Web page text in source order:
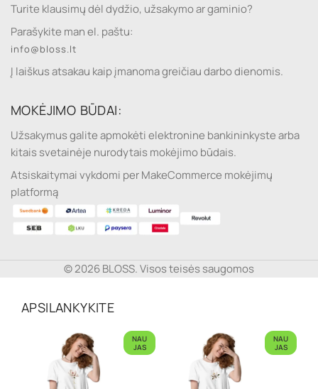
Turite klausimų dėl dydžio, užsakymo ar gaminio?
Parašykite man el. paštu:
info@bloss.lt
Į laiškus atsakau kaip įmanoma greičiau darbo dienomis.
MOKĖJIMO BŪDAI:
Užsakymus galite apmokėti elektronine bankininkyste arba
kitais svetainėje nurodytais mokėjimo būdais.
Atsiskaitymai vykdomi per MakeCommerce mokėjimų
platformą
© 2026 BLOSS. Visos teisės saugomos
APSILANKYKITE
NAU
JAS
NAU
JAS